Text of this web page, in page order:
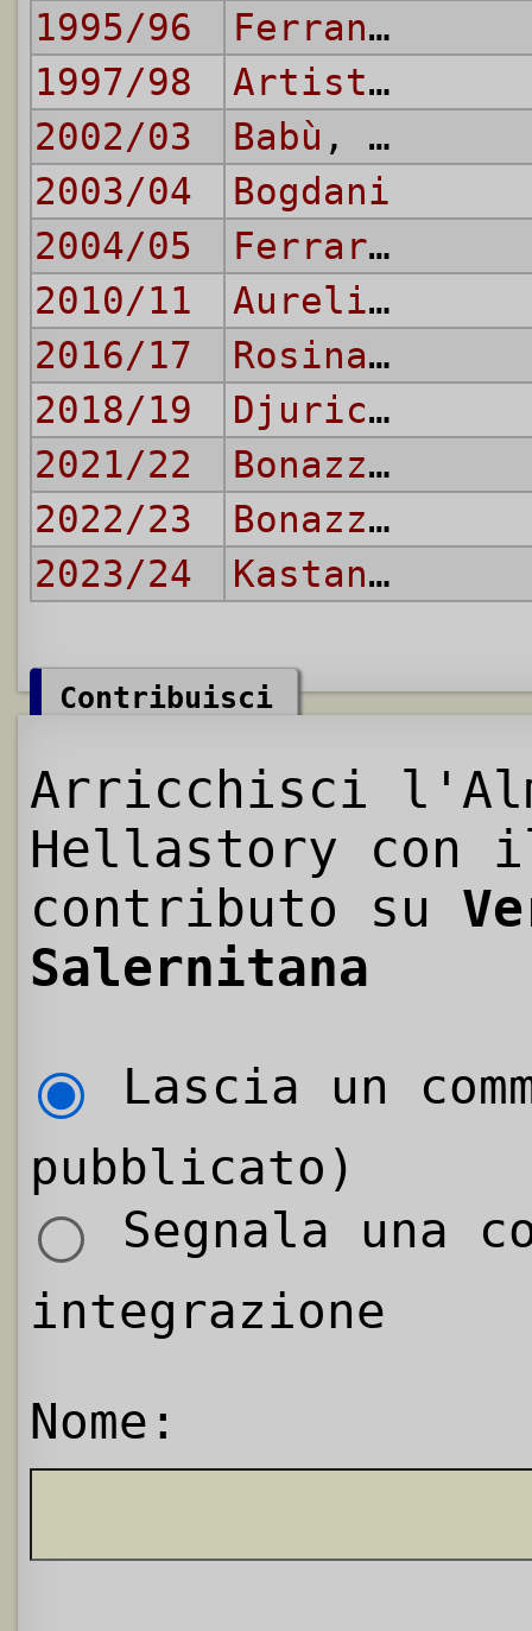
1995/96
Ferrante
1997/98
Artistico
2002/03
Babù , Girardi
2003/04
Bogdani
2004/05
Ferrarese
2010/11
Aurelio
2016/17
Rosina
,
2018/19
Djuric
,
2021/22
Bonazzoli
2022/23
Bonazzoli
2023/24
Kastanos
Contribuisci
Arricchisci
Hellastory con
contributo su
Salernitana
Lascia un
pubblicato)
Segnala una
integrazione
Nome: